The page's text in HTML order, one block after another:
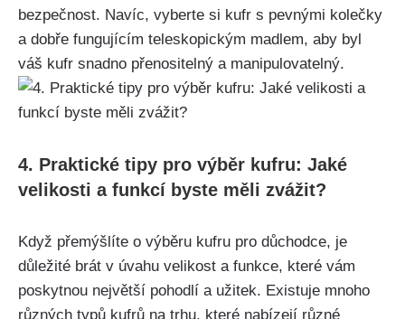
bezpečnost. Navíc, vyberte si kufr⁤ s pevnými kolečky
a dobře fungujícím teleskopickým madlem, aby byl
váš kufr snadno přenositelný a manipulovatelný.
4. Praktické tipy pro výběr kufru: Jaké
velikosti a funkcí byste měli zvážit?
Když přemýšlíte o výběru kufru pro ⁤důchodce, je ​
důležité brát v úvahu velikost⁤ a funkce, které ‍vám
poskytnou největší pohodlí​ a užitek. Existuje mnoho
různých typů kufrů⁢ na⁤ trhu, ⁢které nabízejí různé